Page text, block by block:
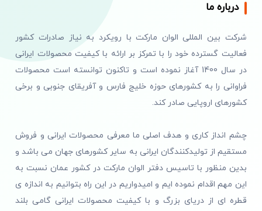
درباره ما
شرکت بین المللی الوان مارکت با رویکرد به نیاز صادرات کشور
فعالیت گسترده خود را با تمرکز بر ارائه با کیفیت محصولات ایرانی
در سال 1400 آغاز نموده است و تاکنون توانسته است محصولات
فراوانی را به کشورهای حوزه خلیج فارس و آفریقای جنوبی و برخی
کشورهای اروپایی صادر کند.
چشم انداز کاری و هدف اصلی ما معرفی محصولات ایرانی و فروش
مستقیم از تولیدکنندگان ایرانی به سایر کشورهای جهان می باشد و
بدین منظور با تاسیس دفتر الوان مارکت در کشور عمان نسبت به
این مهم اقدام نموده ایم و امیدواریم در این راه بتوانیم به اندازه ی
قطره ای از دریای بزرگ و با کیفیت محصولات ایرانی گامی بلند